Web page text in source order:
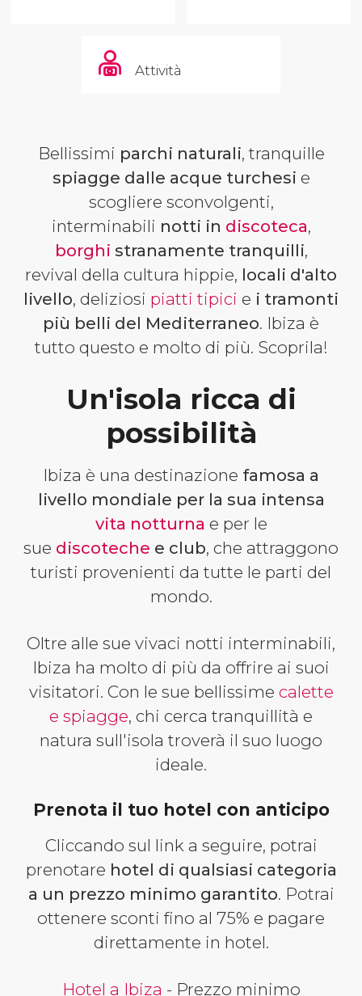
Attività
Bellissimi parchi naturali, tranquille
spiagge dalle acque turchesi e
scogliere sconvolgenti,
interminabili notti in discoteca,
borghi stranamente tranquilli,
revival della cultura hippie, locali d'alto
livello, deliziosi piatti tipici e i tramonti
più belli del Mediterraneo. Ibiza è
tutto questo e molto di più. Scoprila!
Un'isola ricca di
possibilità
Ibiza è una destinazione famosa a
livello mondiale per la sua intensa
vita notturna e per le
sue discoteche e club, che attraggono
turisti provenienti da tutte le parti del
mondo.
Oltre alle sue vivaci notti interminabili,
Ibiza ha molto di più da offrire ai suoi
visitatori. Con le sue bellissime calette
e spiagge, chi cerca tranquillità e
natura sull'isola troverà il suo luogo
ideale.
Prenota il tuo hotel con anticipo
Cliccando sul link a seguire, potrai
prenotare hotel di qualsiasi categoria
a un prezzo minimo garantito. Potrai
ottenere sconti fino al 75% e pagare
direttamente in hotel.
Hotel a Ibiza - Prezzo minimo